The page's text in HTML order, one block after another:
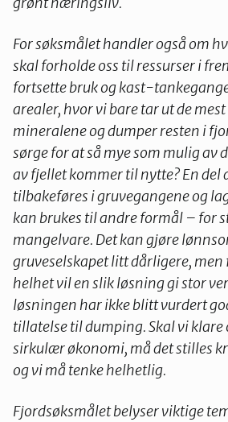
For søksmålet handler også om
skal forholde oss til ressurser i
fortsette bruk og kast-
arealer, hvor vi bare tar ut de
mineralene og dumper resten i
sørge for at så mye som mulig av
av fjellet kommer til nytte? En del
tilbakeføres i gruvegangene og
kan brukes til andre formål – for
mangelvare. Det kan gjøre
gruveselskapet litt dårligere,
helhet vil en slik løsning gi stor
løsningen har ikke blitt vurdert
tillatelse til dumping. Skal vi
sirkulær økonomi, må det stilles
og vi må tenke helhetlig.
Fjordsøksmålet belyser viktige